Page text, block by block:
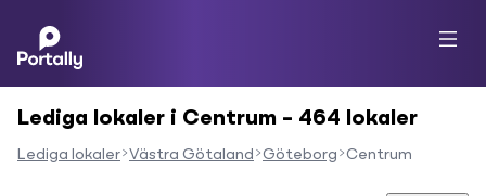
Lediga lokaler i Centrum – 464 lokaler
Lediga lokaler Västra Götaland Göteborg Centrum